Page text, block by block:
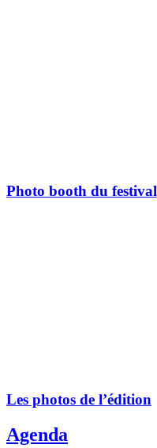
Photo booth du festival
Les photos de l’édition
Agenda